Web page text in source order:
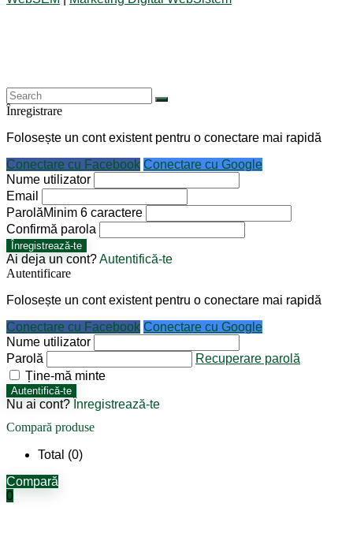
Înregistrare
Folosește un cont existent pentru o conectare mai rapidă
Conectare cu Facebook Conectare cu Google
Nume utilizator
Email
ParolăMinim 6 caractere
Confirmă parola
Înregistrează-te
Ai deja un cont?Autentifică-te
Autentificare
Folosește un cont existent pentru o conectare mai rapidă
Conectare cu Facebook Conectare cu Google
Nume utilizator
Parolă
Recuperare parolă
Ține-mă minte
Autentifică-te
Nu ai cont? Înregistrează-te
Compară produse
Total (0)
Compară
0